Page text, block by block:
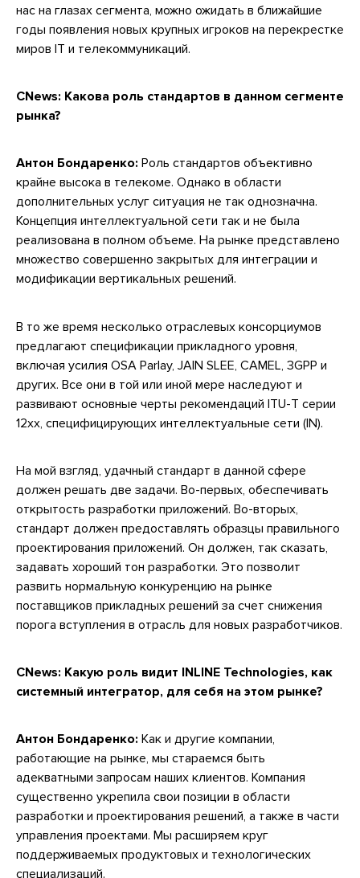
нас на глазах сегмента, можно ожидать в ближайшие
годы появления новых крупных игроков на перекрестке
миров IT и телекоммуникаций.
CNews: Какова роль стандартов в данном сегменте
рынка?
Антон Бондаренко: Роль стандартов объективно
крайне высока в телекоме. Однако в области
дополнительных услуг ситуация не так однозначна.
Концепция интеллектуальной сети так и не была
реализована в полном объеме. На рынке представлено
множество совершенно закрытых для интеграции и
модификации вертикальных решений.
В то же время несколько отраслевых консорциумов
предлагают спецификации прикладного уровня,
включая усилия OSA Parlay, JAIN SLEE, CAMEL, 3GPP и
других. Все они в той или иной мере наследуют и
развивают основные черты рекомендаций ITU-T серии
12xx, специфицирующих интеллектуальные сети (IN).
На мой взгляд, удачный стандарт в данной сфере
должен решать две задачи. Во-первых, обеспечивать
открытость разработки приложений. Во-вторых,
стандарт должен предоставлять образцы правильного
проектирования приложений. Он должен, так сказать,
задавать хороший тон разработки. Это позволит
развить нормальную конкуренцию на рынке
поставщиков прикладных решений за счет снижения
порога вступления в отрасль для новых разработчиков.
CNews: Какую роль видит INLINE Technologies, как
системный интегратор, для себя на этом рынке?
Антон Бондаренко: Как и другие компании,
работающие на рынке, мы стараемся быть
адекватными запросам наших клиентов. Компания
существенно укрепила свои позиции в области
разработки и проектирования решений, а также в части
управления проектами. Мы расширяем круг
поддерживаемых продуктовых и технологических
специализаций.